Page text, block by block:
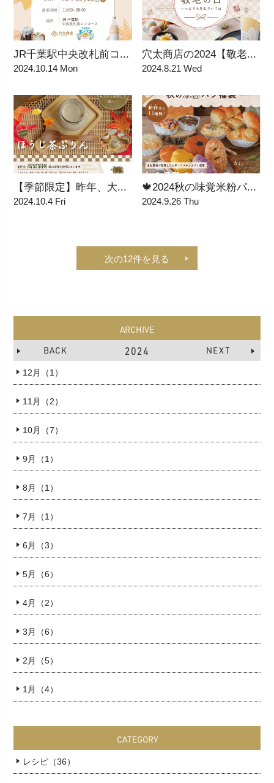
JR千葉駅中央改札前コ...
2024.10.14 Mon
穴太商店の2024【敬老...
2024.8.21 Wed
【季節限定】昨年、大...
2024.10.4 Fri
🍁2024秋の味覚米粉パ...
2024.9.26 Thu
次の12件を見る
ARCHIVE
BACK
2024 NEXT
12月（1）
11月（2）
10月（7）
9月（1）
8月（1）
7月（1）
6月（3）
5月（6）
4月（2）
3月（6）
2月（5）
1月（4）
CATEGORY
レシピ（36）